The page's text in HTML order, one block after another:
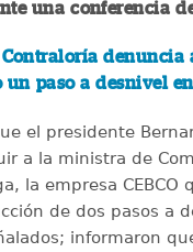
una conferencia
Contraloría denuncia
paso a desnivel
el presidente
a la ministra de
la empresa CEBCO
de dos pasos a
informaron